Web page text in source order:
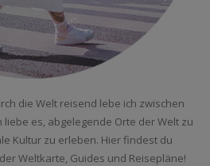
die Welt reisend lebe ich zwischen
liebe es, abgelegende Orte der Welt zu
Kultur zu erleben. Hier findest du
Weltkarte, Guides und Reisepläne!